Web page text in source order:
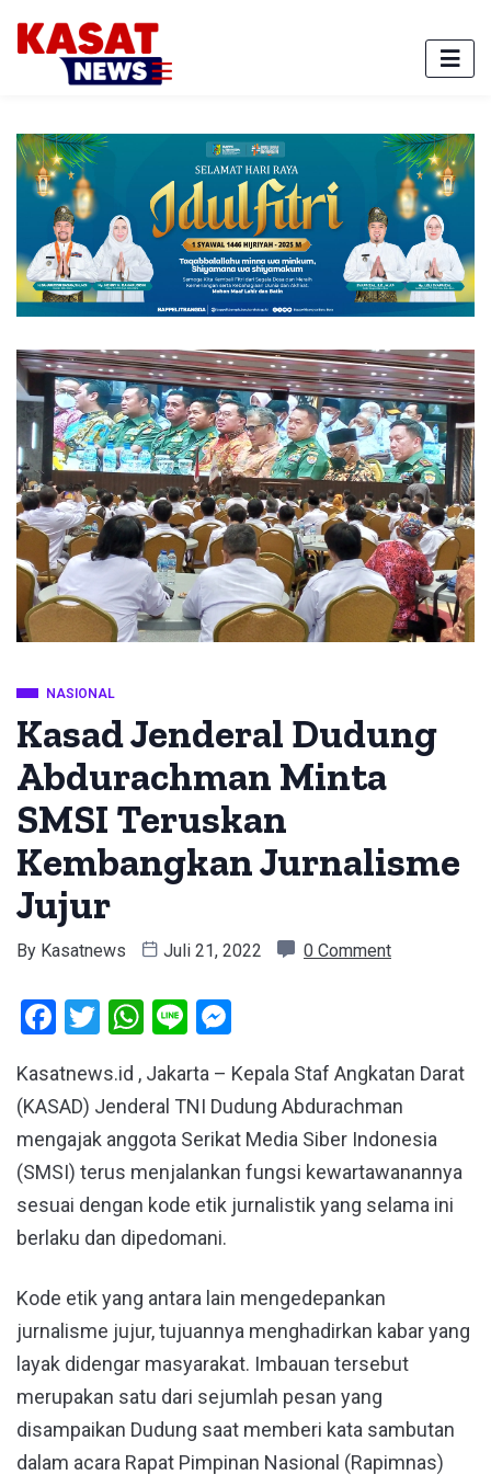
NASIONAL
Kasad Jenderal Dudung
Abdurachman Minta
SMSI Teruskan
Kembangkan Jurnalisme
Jujur
By Kasatnews Juli 21, 2022 0 Comment
Facebook
Twitter
WhatsApp
Line
Kasatnews.id , Jakarta – Kepala Staf Angkatan Darat
(KASAD) Jenderal TNI Dudung Abdurachman
mengajak anggota Serikat Media Siber Indonesia
(SMSI) terus menjalankan fungsi kewartawanannya
sesuai dengan kode etik jurnalistik yang selama ini
berlaku dan dipedomani.
Kode etik yang antara lain mengedepankan
jurnalisme jujur, tujuannya menghadirkan kabar yang
layak didengar masyarakat. Imbauan tersebut
merupakan satu dari sejumlah pesan yang
disampaikan Dudung saat memberi kata sambutan
dalam acara Rapat Pimpinan Nasional (Rapimnas)